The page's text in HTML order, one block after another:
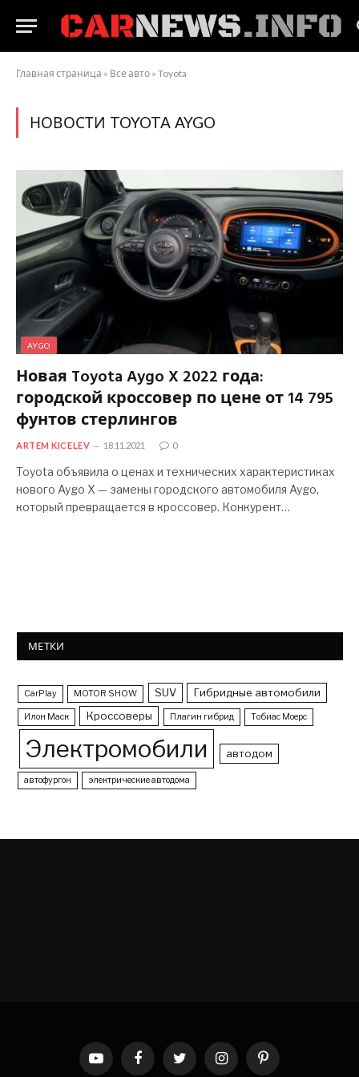
Главная страница » Все авто » Toyota
НОВОСТИ TOYOTA AYGO
AYGO
Новая Toyota Aygo X 2022 года:
городской кроссовер по цене от 14 795
фунтов стерлингов
ARTEM KICELEV 18.11.2021 0
Toyota объявила о ценах и технических характеристиках
нового Aygo X — замены городского автомобиля Aygo,
который превращается в кроссовер. Конкурент…
МЕТКИ
CarPlay MOTOR SHOW SUV Гибридные автомобили
Илон Маск Кроссоверы Плагин гибрид Тобиас Моерс
Электромобили автодом
автофургон электрические автодома
YouTubeFacebookTwitter InstagramPinterest